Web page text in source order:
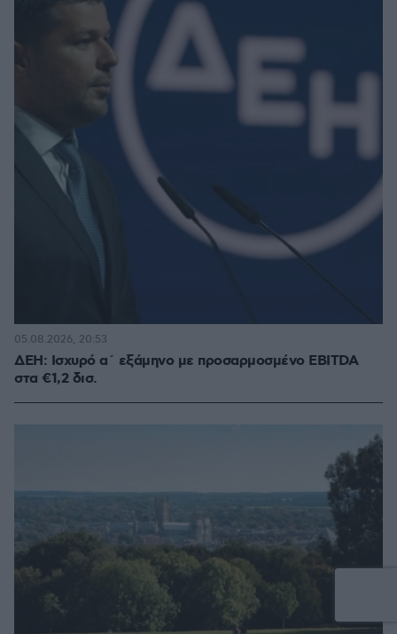
ΔΕΗ: Ισχυρό α΄ εξάμηνο με προσαρμοσμένο EBITDA
στα €1,2 δισ.
05.08.2026, 20:53